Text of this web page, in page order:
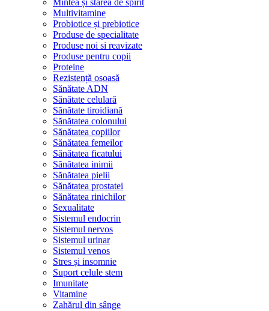
Mintea și starea de spirit
Multivitamine
Probiotice și prebiotice
Produse de specialitate
Produse noi si reavizate
Produse pentru copii
Proteine
Rezistență osoasă
Sănătate ADN
Sănătate celulară
Sănătate tiroidiană
Sănătatea colonului
Sănătatea copiilor
Sănătatea femeilor
Sănătatea ficatului
Sănătatea inimii
Sănătatea pielii
Sănătatea prostatei
Sănătatea rinichilor
Sexualitate
Sistemul endocrin
Sistemul nervos
Sistemul urinar
Sistemul venos
Stres și insomnie
Suport celule stem
Imunitate
Vitamine
Zahărul din sânge